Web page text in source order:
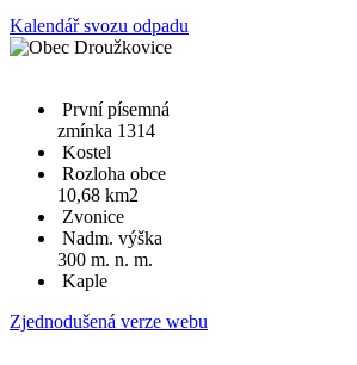
Kalendář svozu odpadu
První písemná
zmínka 1314
Kostel
Rozloha obce
10,68 km2
Zvonice
Nadm. výška
300 m. n. m.
Kaple
Zjednodušená verze webu